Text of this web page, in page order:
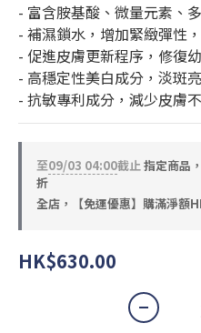
- 富含胺基酸、微量元素、
- 補濕鎖水，增加緊緻彈性
- 促進皮膚更新程序，修復
- 高穩定性美白成分，淡斑
- 抗敏專利成分，減少皮膚
至09/03 04:00截止指定商品
折
全店，【免運優惠】購滿淨額
HK$630.00